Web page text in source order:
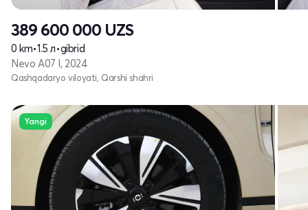
389 600 000 UZS
0 km•1.5 л•gibrid
Nevo A07 I, 2024
Qashqadaryo viloyati, Qarshi shahri
Yangi